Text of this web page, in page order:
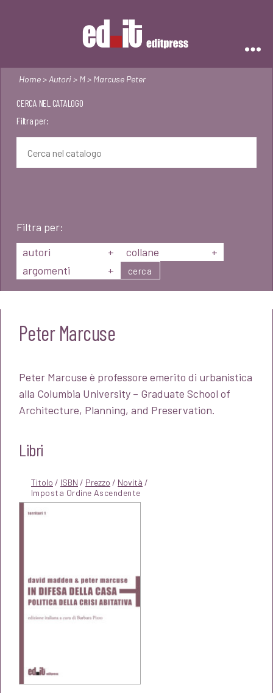
Home> Autori> M> Marcuse Peter
CERCA NEL CATALOGO
Filtra per:
Filtra per:
autori
+ collane
+
argomenti
+ cerca
Peter Marcuse
Peter Marcuse è professore emerito di urbanistica
alla Columbia University – Graduate School of
Architecture, Planning, and Preservation.
Libri
Titolo / ISBN / Prezzo / Novità /